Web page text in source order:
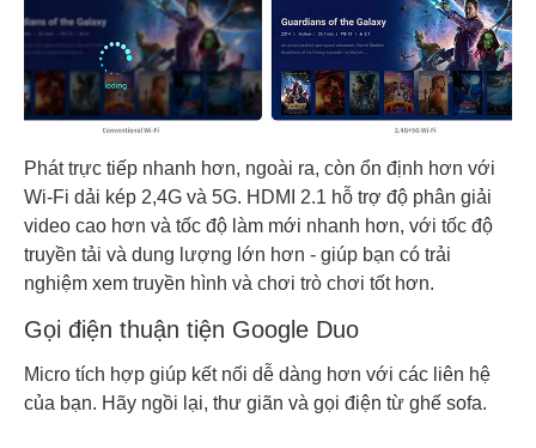
Phát trực tiếp nhanh hơn, ngoài ra, còn ổn định hơn với
Wi-Fi dải kép 2,4G và 5G. HDMI 2.1 hỗ trợ độ phân giải
video cao hơn và tốc độ làm mới nhanh hơn, với tốc độ
truyền tải và dung lượng lớn hơn - giúp bạn có trải
nghiệm xem truyền hình và chơi trò chơi tốt hơn.
Gọi điện thuận tiện Google Duo
Micro tích hợp giúp kết nối dễ dàng hơn với các liên hệ
của bạn. Hãy ngồi lại, thư giãn và gọi điện từ ghế sofa.